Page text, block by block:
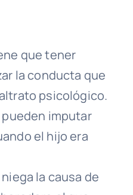
que tener
la conducta que
psicológico.
pueden imputar
el hijo era
la causa de